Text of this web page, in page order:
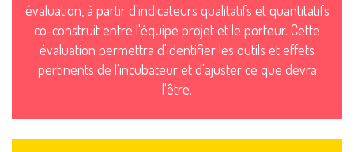
évaluation, à partir d'indicateurs qualitatifs et quantitatifs
co-construit entre l'équipe projet et le porteur. Cette
évaluation permettra d'identifier les outils et effets
pertinents de l'incubateur et d'ajuster ce que devra
l'être.